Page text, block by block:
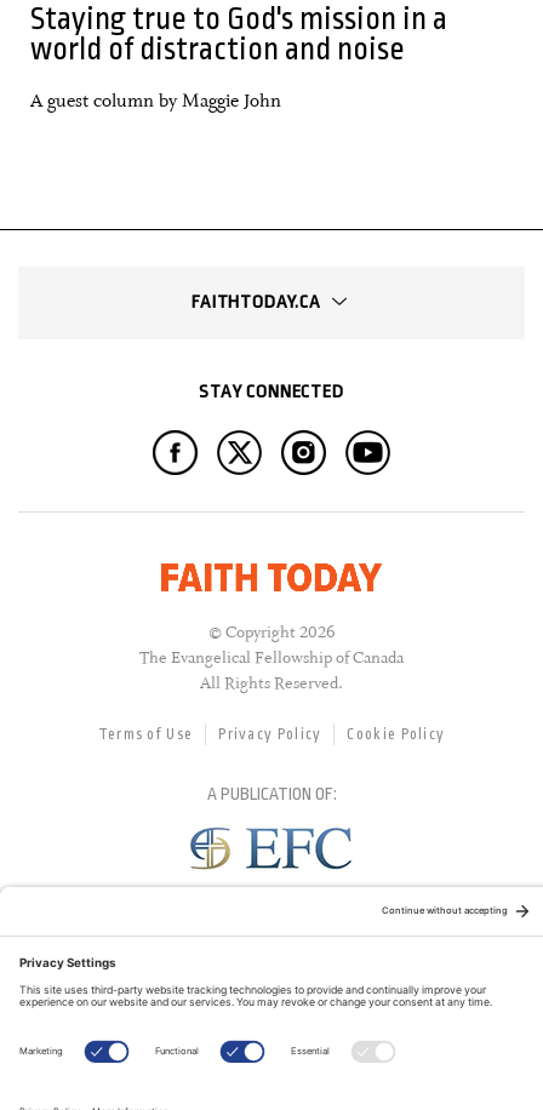
Staying true to God's mission in a
world of distraction and noise
A guest column by Maggie John
FAITHTODAY.CA
STAY CONNECTED
© Copyright 2026
The Evangelical Fellowship of Canada
All Rights Reserved.
Terms of Use Privacy Policy Cookie Policy
A PUBLICATION OF: